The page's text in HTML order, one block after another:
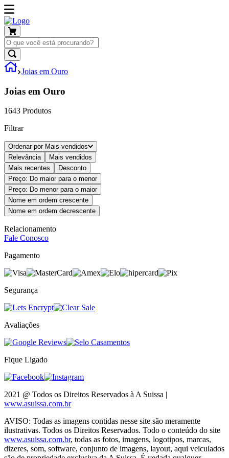
Joias em Ouro
Joias em Ouro
1643 Produtos
Filtrar
Ordenar por Mais vendidos
Relevância
Mais vendidos
Mais recentes
Desconto
Preço: Do maior para o menor
Preço: Do menor para o maior
Nome em ordem crescente
Nome em ordem decrescente
Relacionamento
Fale Conosco
Pagamento
Segurança
Avaliações
Fique Ligado
2021 @ Todos os Direitos Reservados à A Suissa |
www.asuissa.com.br
AVISO: Todas as imagens contidas nesse site são meramente
ilustrativas. Todos os Direitos Reservados. Todo o conteúdo do site
www.asuissa.com.br, todas as fotos, imagens, logotipos, marcas,
dizeres, som, software, conjunto de imagens, layout, aqui veiculados